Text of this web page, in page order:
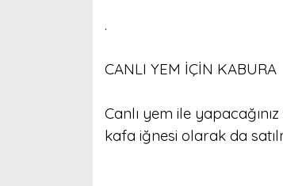
.
CANLI YEM İÇİN KABURA
Canlı yem ile
kafa iğnesi olarak da